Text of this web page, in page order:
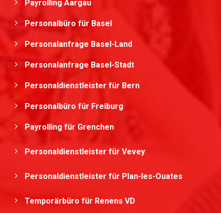
Payrolling Aargau
Personalbüro für Basel
Personalanfrage Basel-Land
Personalanfrage Basel-Stadt
Personaldienstleister für Bern
Personalbüro für Freiburg
Payrolling für Grenchen
Personaldienstleister für Vevey
Personaldienstleister für Plan-les-Ouates
Temporärbüro für Renens VD